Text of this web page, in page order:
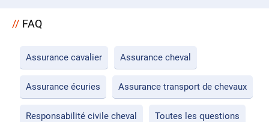
FAQ
Assurance cavalier Assurance cheval
Assurance écuries Assurance transport de chevaux
Responsabilité civile cheval Toutes les questions